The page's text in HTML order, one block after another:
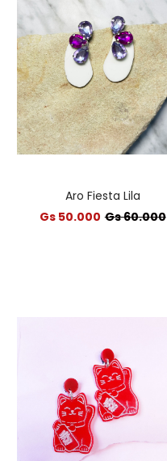
Aro Fiesta Lila
Gs 50.000 Gs 60.000